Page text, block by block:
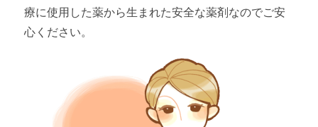
療に使用した薬から生まれた安全な薬剤なのでご安
心ください。